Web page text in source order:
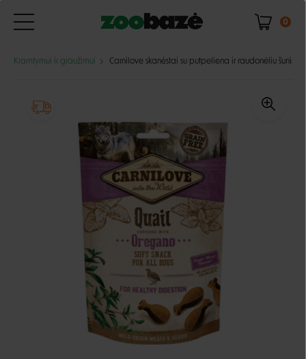
0
Kramtymui ir graužimui Carnilove skanėstai su putpeliena ir raudonėliu šunims